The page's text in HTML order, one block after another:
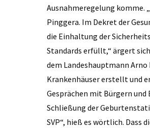
Ausnahmeregelung komme.
Pinggera. Im Dekret der
die Einhaltung der
Standards erfüllt,“ ärgert
dem Landeshauptmann
Krankenhäuser erstellt und
Gesprächen mit Bürgern und
Schließung der
SVP“, hieß es wörtlich. Dass